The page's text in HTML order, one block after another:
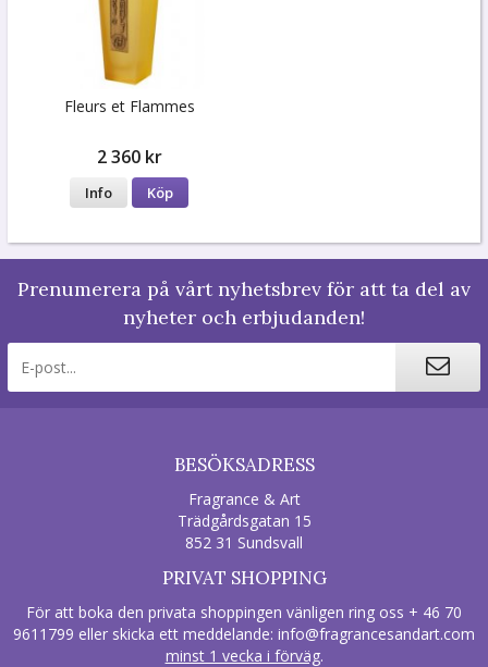
Fleurs et Flammes
2 360 kr
Info Köp
Prenumerera på vårt nyhetsbrev för att ta del av
nyheter och erbjudanden!
BESÖKSADRESS
Fragrance & Art
Trädgårdsgatan 15
852 31 Sundsvall
PRIVAT SHOPPING
För att boka den privata shoppingen vänligen ring oss + 46 70
9611799 eller skicka ett meddelande: info@fragrancesandart.com
minst 1 vecka i förväg.